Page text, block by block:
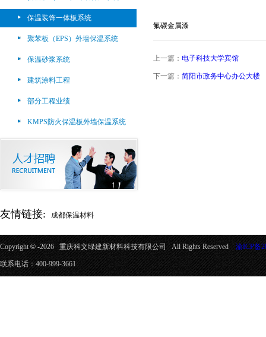
保温装饰一体板系统
聚苯板（EPS）外墙保温系统
保温砂浆系统
建筑涂料工程
部分工程业绩
KMPS防火保温板外墙保温系统
氟碳金属漆
上一篇： 电子科技大学宾馆
下一篇： 简阳市政务中心办公大楼
友情链接: 成都保温材料
Copyright© -2026 重庆科文绿建新材料科技有限公司 All Rights Reserved 渝ICP备
联系电话：400-999-3661